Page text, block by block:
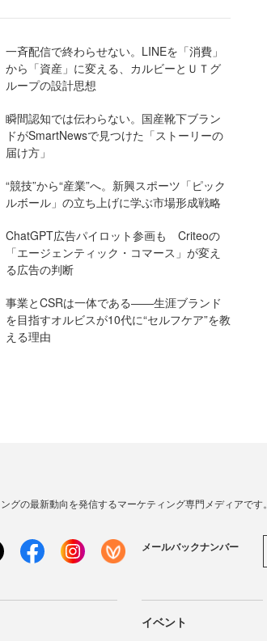
一斉配信で終わらせない。LINEを「消費」
から「資産」に変える、カルビーとＵＴグ
ループの設計思想
瞬間認知では伝わらない。国産靴下ブラン
ドがSmartNewsで見つけた「ストーリーの
届け方」
“競技”から“産業”へ。新興スポーツ「ピック
ルボール」の立ち上げに学ぶ市場形成戦略
ChatGPT広告パイロット参画も Criteoの
「エージェンティック・コマース」が変え
る広告の判断
事業とCSRは一体である――生涯ブランド
を目指すオルビスが10代に“セルフケア”を教
える理由
グの最新動向を発信するマーケティング専門メディアです。
メールバックナンバー
イベント